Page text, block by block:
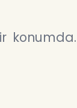
konumda.